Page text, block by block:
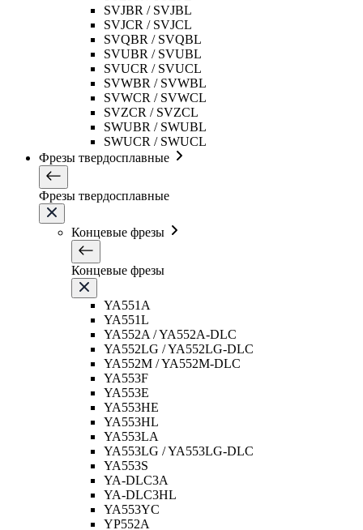
SVJBR / SVJBL
SVJCR / SVJCL
SVQBR / SVQBL
SVUBR / SVUBL
SVUCR / SVUCL
SVWBR / SVWBL
SVWCR / SVWCL
SVZCR / SVZCL
SWUBR / SWUBL
SWUCR / SWUCL
Фрезы твердосплавные
Фрезы твердосплавные
Концевые фрезы
Концевые фрезы
YA551A
YA551L
YA552A / YA552A-DLC
YA552LG / YA552LG-DLC
YA552M / YA552M-DLC
YA553F
YA553E
YA553HE
YA553HL
YA553LA
YA553LG / YA553LG-DLC
YA553S
YA-DLC3A
YA-DLC3HL
YA553YC
YP552A